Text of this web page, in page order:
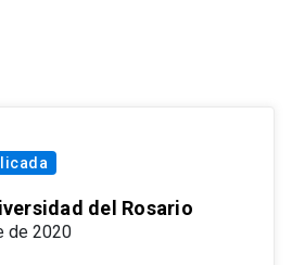
del Rosario
de 2020